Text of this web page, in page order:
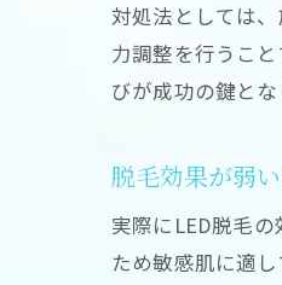
対処法としては
力調整を行うこ
びが成功の鍵とな
脱毛効果が弱
実際にLED脱毛
ため敏感肌に適